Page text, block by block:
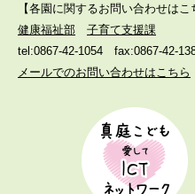
【各園に関するお問い合わせはこ
健康福祉部
子育て支援課
tel:0867-42-1054
fax:0867-42-
メールでのお問い合わせはこちら